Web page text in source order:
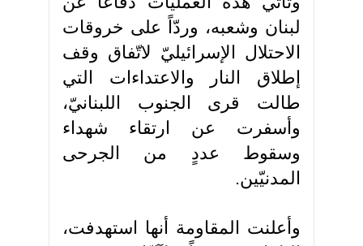
لبنان وشعبه، وردّاً على خروقات
الاحتلال الإسرائيليّ لاتّفاق وقف
إطلاق النار والاعتداءات التي
طالت قرى الجنوب اللبنانيّ،
وأسفرت عن ارتقاء شهداء
وسقوط عددٍ من الجرحى
المدنيّين.
وأعلنت المقاومة أنها استهدفت،